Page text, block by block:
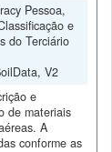
Pessoa,
e
do Terciário
V2
e
de materiais
A
conforme as